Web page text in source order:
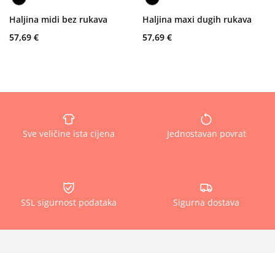
Haljina midi bez rukava
57,69 €
Haljina maxi dugih rukava
57,69 €
Sve veličine ista cijena Jednostavan povrat
SSL sigurnost podataka Sigurna dostava